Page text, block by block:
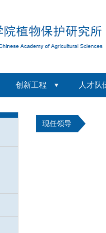
创新工程 人才队
现任领导